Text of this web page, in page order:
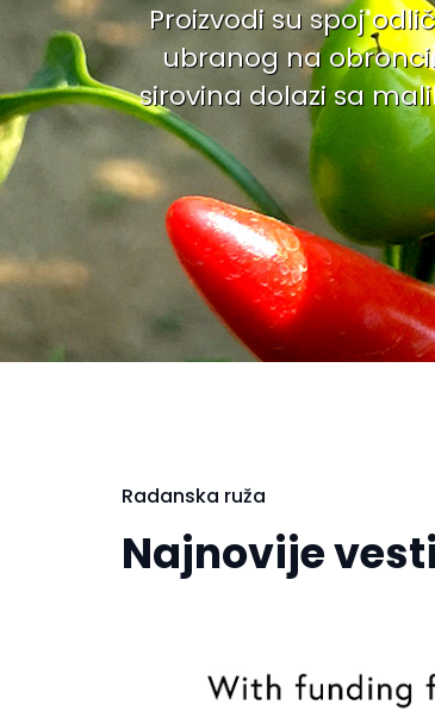
Proizvodi su spoj
ubranog na
sirovina dolazi sa
Radanska ruža
Najnovije vesti